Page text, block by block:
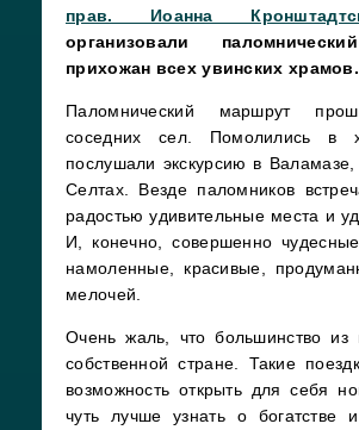
прав. Иоанна
организовали
прихожан всех увинских храмов.
Паломнический маршрут
соседних сел. Помолились в
послушали экскурсию в
Селтах. Везде паломников
радостью удивительные места и
И, конечно, совершенно
намоленные, красивые,
мелочей.
Очень жаль, что большинство
собственной стране. Такие
возможность открыть для себя
чуть лучше узнать о богатстве